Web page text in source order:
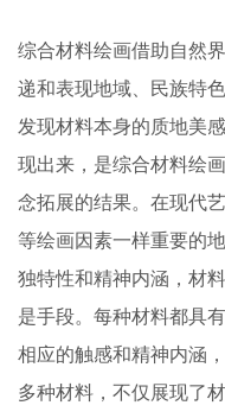
综合材料绘画借助自然
递和表现地域、民族特
发现材料本身的质地美
现出来，是综合材料绘
念拓展的结果。在现代
等绘画因素一样重要的
独特性和精神内涵，材
是手段。每种材料都具
相应的触感和精神内涵
多种材料，不仅展现了